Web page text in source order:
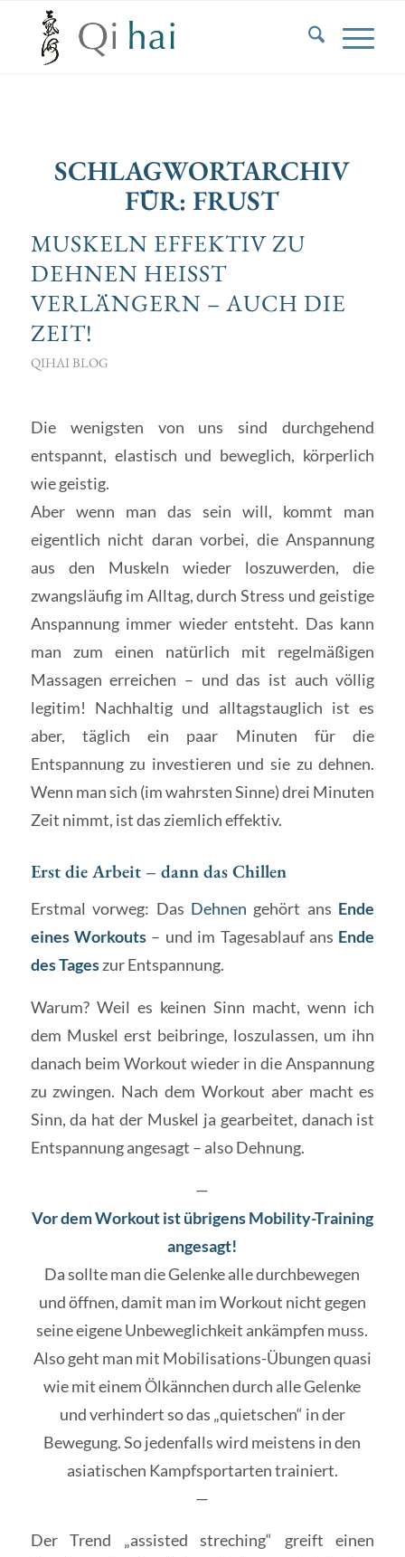
SCHLAGWORTARCHIV
FÜR:FRUST
MUSKELN EFFEKTIV ZU
DEHNEN HEISST V
ERLÄNGERN – AUCH DIE Z
EIT!
QIHAI BLOG
Die wenigsten von uns sind durchgehend
entspannt, elastisch und beweglich, körperlich
wie geistig.
Aber wenn man das sein will, kommt man
eigentlich nicht daran vorbei, die Anspannung
aus den Muskeln wieder loszuwerden, die
zwangsläufig im Alltag, durch Stress und geistige
Anspannung immer wieder entsteht. Das kann
man zum einen natürlich mit regelmäßigen
Massagen erreichen – und das ist auch völlig
legitim! Nachhaltig und alltagstauglich ist es
aber, täglich ein paar Minuten für die
Entspannung zu investieren und sie zu dehnen.
Wenn man sich (im wahrsten Sinne) drei Minuten
Zeit nimmt, ist das ziemlich effektiv.
Erst die Arbeit – dann das Chillen
Erstmal vorweg: Das Dehnen gehört ans Ende
eines Workouts – und im Tagesablauf ans Ende
des Tageszur Entspannung.
Warum? Weil es keinen Sinn macht, wenn ich
dem Muskel erst beibringe, loszulassen, um ihn
danach beim Workout wieder in die Anspannung
zu zwingen. Nach dem Workout aber macht es
Sinn, da hat der Muskel ja gearbeitet, danach ist
Entspannung angesagt – also Dehnung.
—
Vor dem Workout ist übrigens Mobility-Training
angesagt!
Da sollte man die Gelenke alle durchbewegen
und öffnen, damit man im Workout nicht gegen
seine eigene Unbeweglichkeit ankämpfen muss.
Also geht man mit Mobilisations-Übungen quasi
wie mit einem Ölkännchen durch alle Gelenke
und verhindert so das „quietschen“ in der
Bewegung. So jedenfalls wird meistens in den
asiatischen Kampfsportarten trainiert.
—
Der Trend „assisted streching“ greift einen